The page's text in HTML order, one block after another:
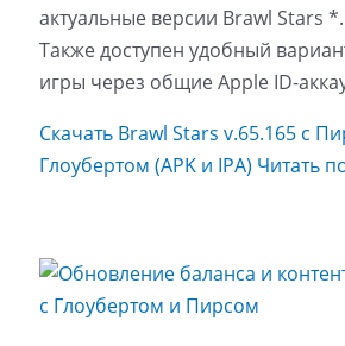
актуальные версии Brawl Stars
Также доступен удобный
игры через общие Apple ID-
Скачать Brawl Stars v.65.165 с
Глоубертом (APK и IPA) Читать